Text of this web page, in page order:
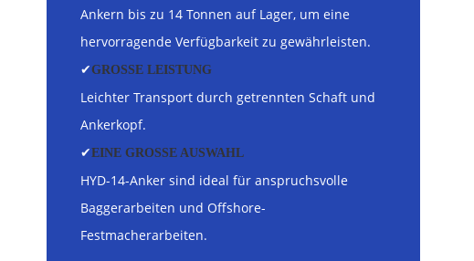
Ankern bis zu 14 Tonnen auf Lager, um eine
hervorragende Verfügbarkeit zu gewährleisten.
✔GROSSE LEISTUNG
Leichter Transport durch getrennten Schaft und
Ankerkopf.
✔EINE GROSSE AUSWAHL
HYD-14-Anker sind ideal für anspruchsvolle
Baggerarbeiten und Offshore-
Festmacherarbeiten.